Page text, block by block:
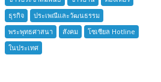
โบราณ
สมุทรปร
ธุรกิจ
ประเพณีและวัฒนธรรม
พระพุทธศาสนา
สังคม
โซเซียล Hotline
ในประเทศ